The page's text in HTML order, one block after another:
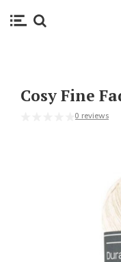
Cosy Fine
0 reviews